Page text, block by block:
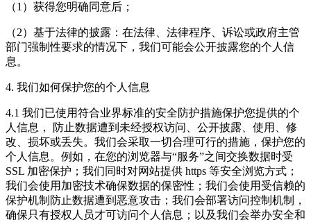
（1）获得您明确同意后；
（2）基于法律的披露：在法律、法律程序、诉讼或政府主管
部门强制性要求的情况下，我们可能会公开披露您的个人信
息。
4. 我们如何保护您的个人信息
4.1 我们已使用符合业界标准的安全防护措施保护您提供的个
人信息， 防止数据遭到未经授权访问、公开披露、使用、修
改、损坏或丢失。我们会采取一切合理可行的措施，保护您的
个人信息。例如，在您的浏览器与“服务”之间交换数据时受
SSL 加密保护；我们同时对网站提供 https 等安全浏览方式；
我们会使用加密技术确保数据的保密性；我们会使用受信赖的
保护机制防止数据遭到恶意攻击；我们会部署访问控制机制，
确保只有授权人员才可访问个人信息；以及我们会举办安全和